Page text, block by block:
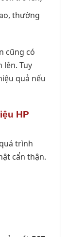
thường
cũng có
lên. Tuy
quả nếu
HP
trình
cẩn thận.